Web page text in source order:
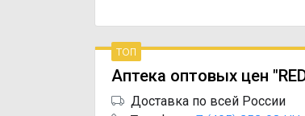
топ
Аптека оптовых цен
Доставка по всей России